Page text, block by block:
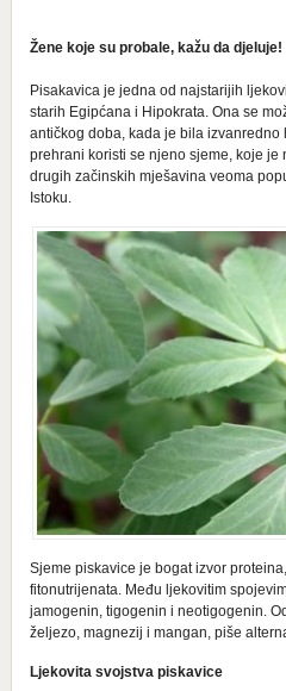
Žene koje su probale, kažu da djeluje!
Pisakavica je jedna od najstarijih
starih Egipćana i Hipokrata. Ona se
antičkog doba, kada je bila
prehrani koristi se njeno sjeme, koje je
drugih začinskih mješavina veoma
Istoku.
Sjeme piskavice je bogat izvor
fitonutrijenata. Među ljekovitim
jamogenin, tigogenin i neotigogenin.
željezo, magnezij i mangan, piše
Ljekovita svojstva piskavice